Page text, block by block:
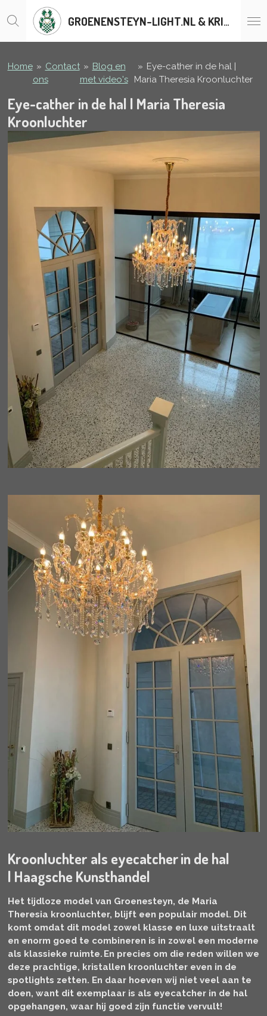
direct
hoofdinhoud
GROENENSTEYN-LIGHT.NL & KRISTALLENLUSTERS.BE
Home » Contact
ons
» Blog en
met video's
» Eye-cather in de hal |
Maria Theresia Kroonluchter
Eye-cather in de hal | Maria Theresia
Kroonluchter
Kroonluchter als eyecatcher in de hal
| Haagsche Kunsthandel
Het tijdloze model van Groenesteyn, de Maria
Theresia kroonluchter, blijft een populair model. Dit
komt omdat dit model zowel klasse en luxe uitstraalt
en enorm goed te combineren is in zowel een moderne
als klassieke ruimte. En precies om die reden willen we
deze prachtige, kristallen kroonluchter even in de
spotlights zetten. En daar hoeven wij niet veel aan te
doen, want dit exemplaar is als eyecatcher in de hal
opgehangen, waar hij goed zijn functie vervult!